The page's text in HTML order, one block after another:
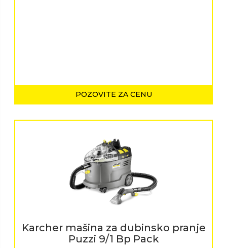
POZOVITE ZA CENU
Karcher mašina za dubinsko pranje
Puzzi 9/1 Bp Pack